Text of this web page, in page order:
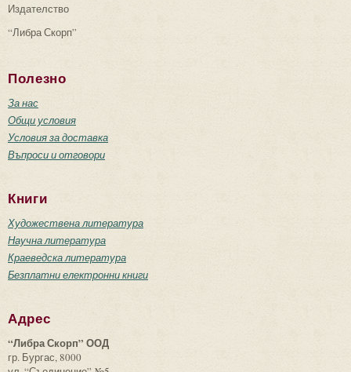
Издателство
“Либра Скорп”
Полезно
За нас
Общи условия
Условия за доставка
Въпроси и отговори
Книги
Художествена литература
Научна литература
Краеведска литература
Безплатни електронни книги
Адрес
“Либра Скорп” ООД
гр. Бургас, 8000